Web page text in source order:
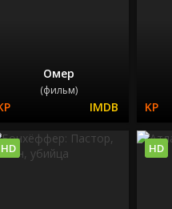
Омер
(фильм)
HD HD